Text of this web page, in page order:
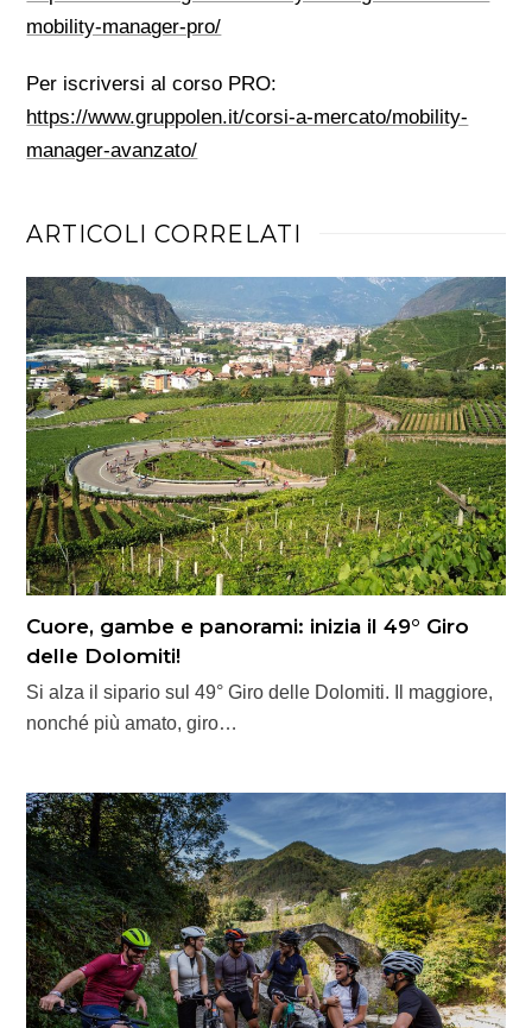
mobility-manager-pro/
Per iscriversi al corso PRO:
https://www.gruppolen.it/corsi-a-mercato/mobility-
manager-avanzato/
ARTICOLI CORRELATI
Cuore, gambe e panorami: inizia il 49° Giro
delle Dolomiti!
Si alza il sipario sul 49° Giro delle Dolomiti. Il maggiore,
nonché più amato, giro…